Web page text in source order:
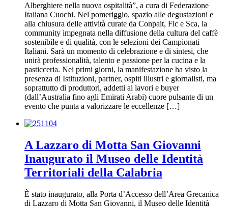
Alberghiere nella nuova ospitalità”, a cura di Federazione
Italiana Cuochi. Nel pomeriggio, spazio alle degustazioni e
alla chiusura delle attività curate da Conpait, Fic e Sca, la
community impegnata nella diffusione della cultura del caffè
sostenibile e di qualità, con le selezioni dei Campionati
Italiani. Sarà un momento di celebrazione e di sintesi, che
unirà professionalità, talento e passione per la cucina e la
pasticceria. Nei primi giorni, la manifestazione ha visto la
presenza di Istituzioni, partner, ospiti illustri e giornalisti, ma
soprattutto di produttori, addetti ai lavori e buyer
(dall’Australia fino agli Emirati Arabi) cuore pulsante di un
evento che punta a valorizzare le eccellenze […]
A Lazzaro di Motta San Giovanni
Inaugurato il Museo delle Identità
Territoriali della Calabria
È stato inaugurato, alla Porta d’Accesso dell’Area Grecanica
di Lazzaro di Motta San Giovanni, il Museo delle Identità